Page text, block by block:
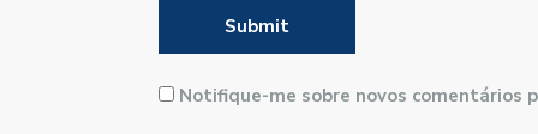
Notifique-me sobre novos comentários